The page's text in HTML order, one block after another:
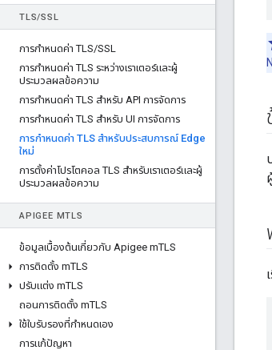
TLS/SSL
การกําหนดค่า TLS/SSL
การกําหนดค่า TLS ระหว่างเราเตอร์และผู้
ประมวลผลข้อความ
การกําหนดค่า TLS สําหรับ API การจัดการ
การกําหนดค่า TLS สําหรับ UI การจัดการ
การกําหนดค่า TLS สําหรับประสบการณ์ Edge
ใหม่
การตั้งค่าโปรโตคอล TLS สําหรับเราเตอร์และผู้
ประมวลผลข้อความ
APIGEE MTLS
ข้อมูลเบื้องต้นเกี่ยวกับ Apigee mTLS
การติดตั้ง mTLS
ปรับแต่ง mTLS
ถอนการติดตั้ง mTLS
ใช้ใบรับรองที่กําหนดเอง
การแก้ปัญหา